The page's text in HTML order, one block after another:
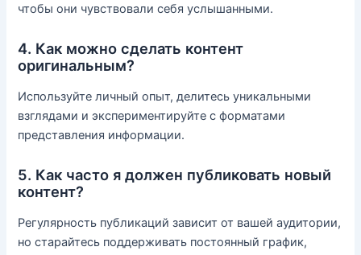
чтобы они чувствовали себя услышанными.
4. Как можно сделать контент
оригинальным?
Используйте личный опыт, делитесь уникальными
взглядами и экспериментируйте с форматами
представления информации.
5. Как часто я должен публиковать новый
контент?
Регулярность публикаций зависит от вашей аудитории,
но старайтесь поддерживать постоянный график,